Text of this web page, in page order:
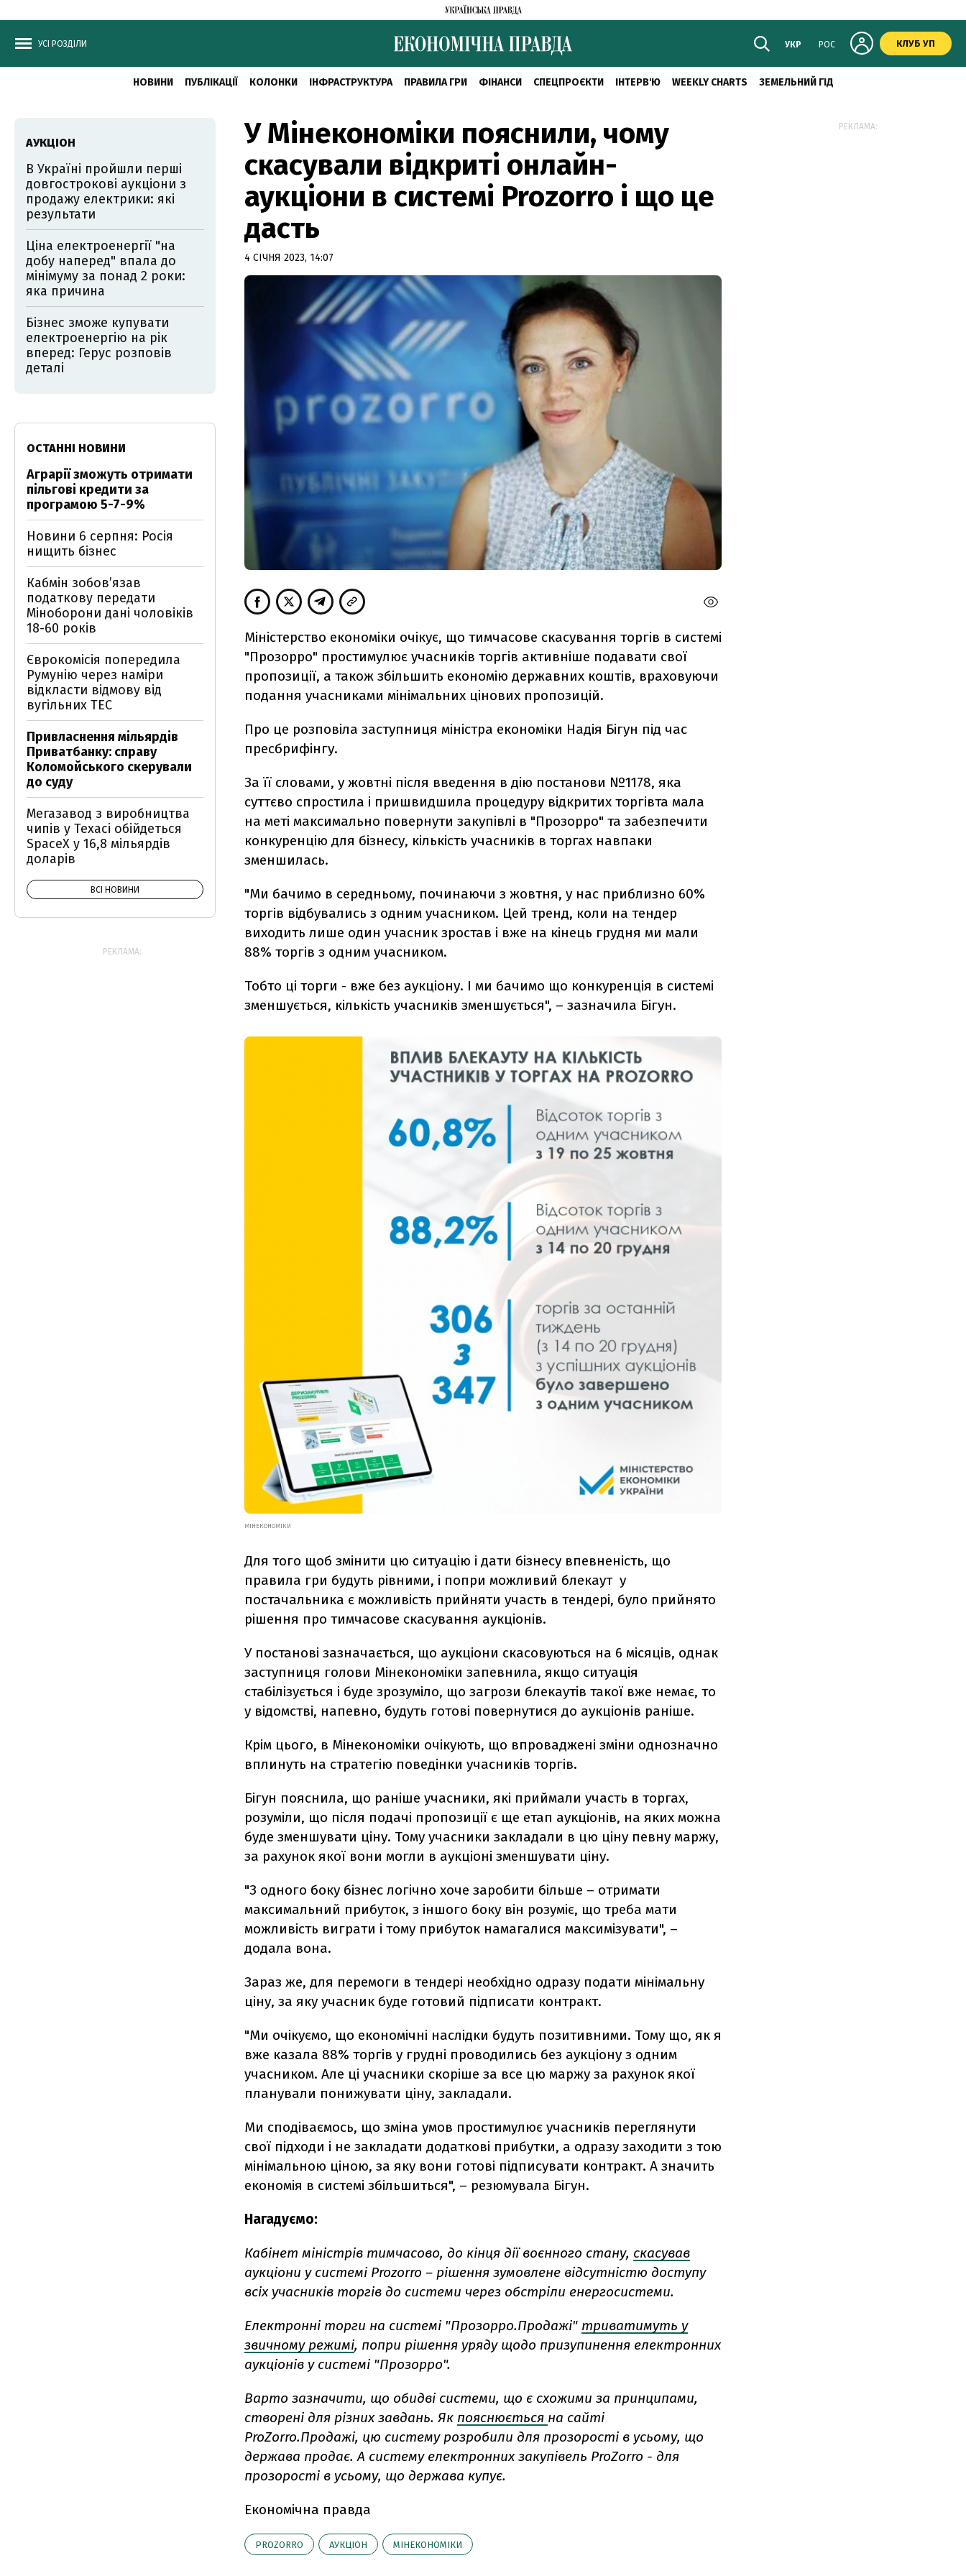
УСІ РОЗДІЛИ УКР РОС КЛУБ УП
НОВИНИ ПУБЛІКАЦІЇ КОЛОНКИ ІНФРАСТРУКТУРА ПРАВИЛА ГРИ ФІНАНСИ СПЕЦПРОЄКТИ ІНТЕРВ'Ю WEEKLY CHARTS ЗЕМЕЛЬНИЙ ГІД
У Мінекономіки пояснили, чому
скасували відкриті онлайн-
аукціони в системі Prozorro і що це
дасть
4 СІЧНЯ 2023, 14:07
Міністерство економіки очікує, що тимчасове скасування торгів в системі
"Прозорро" простимулює учасників торгів активніше подавати свої
пропозиції, а також збільшить економію державних коштів, враховуючи
подання учасниками мінімальних цінових пропозицій.
Про це розповіла заступниця міністра економіки Надія Бігун під час
пресбрифінгу.
За її словами, у жовтні після введення в дію постанови №1178, яка
суттєво спростила і пришвидшила процедуру відкритих торгівта мала
на меті максимально повернути закупівлі в "Прозорро" та забезпечити
конкуренцію для бізнесу, кількість учасників в торгах навпаки
зменшилась.
"Ми бачимо в середньому, починаючи з жовтня, у нас приблизно 60%
торгів відбувались з одним учасником. Цей тренд, коли на тендер
виходить лише один учасник зростав і вже на кінець грудня ми мали
88% торгів з одним учасником.
Тобто ці торги - вже без аукціону. І ми бачимо що конкуренція в системі
зменшується, кількість учасників зменшується", – зазначила Бігун.
МІНЕКОНОМІКИ
Для того щоб змінити цю ситуацію і дати бізнесу впевненість, що
правила гри будуть рівними, і попри можливий блекаут у
постачальника є можливість прийняти участь в тендері, було прийнято
рішення про тимчасове скасування аукціонів.
У постанові зазначається, що аукціони скасовуються на 6 місяців, однак
заступниця голови Мінекономіки запевнила, якщо ситуація
стабілізується і буде зрозуміло, що загрози блекаутів такої вже немає, то
у відомстві, напевно, будуть готові повернутися до аукціонів раніше.
Крім цього, в Мінекономіки очікують, що впроваджені зміни однозначно
вплинуть на стратегію поведінки учасників торгів.
Бігун пояснила, що раніше учасники, які приймали участь в торгах,
розуміли, що після подачі пропозиції є ще етап аукціонів, на яких можна
буде зменшувати ціну. Тому учасники закладали в цю ціну певну маржу,
за рахунок якої вони могли в аукціоні зменшувати ціну.
"З одного боку бізнес логічно хоче заробити більше – отримати
максимальний прибуток, з іншого боку він розуміє, що треба мати
можливість виграти і тому прибуток намагалися максимізувати", –
додала вона.
Зараз же, для перемоги в тендері необхідно одразу подати мінімальну
ціну, за яку учасник буде готовий підписати контракт.
"Ми очікуємо, що економічні наслідки будуть позитивними. Тому що, як я
вже казала 88% торгів у грудні проводились без аукціону з одним
учасником. Але ці учасники скоріше за все цю маржу за рахунок якої
планували понижувати ціну, закладали.
Ми сподіваємось, що зміна умов простимулює учасників переглянути
свої підходи і не закладати додаткові прибутки, а одразу заходити з тою
мінімальною ціною, за яку вони готові підписувати контракт. А значить
економія в системі збільшиться", – резюмувала Бігун.
Нагадуємо:
Кабінет міністрів тимчасово, до кінця дії воєнного стану, скасував
аукціони у системі Prozorro – рішення зумовлене відсутністю доступу
всіх учасників торгів до системи через обстріли енергосистеми.
Електронні торги на системі "Прозорро.Продажі" триватимуть у
звичному режимі, попри рішення уряду щодо призупинення електронних
аукціонів у системі "Прозорро".
Варто зазначити, що обидві системи, що є схожими за принципами,
створені для різних завдань. Як пояснюється на сайті
ProZorro.Продажі, цю систему розробили для прозорості в усьому, що
держава продає. А систему електронних закупівель ProZorro - для
прозорості в усьому, що держава купує.
Економічна правда
PROZORRO АУКЦІОН МІНЕКОНОМІКИ
АУКЦІОН
В Україні пройшли перші
довгострокові аукціони з
продажу електрики: які
результати
Ціна електроенергії "на
добу наперед" впала до
мінімуму за понад 2 роки:
яка причина
Бізнес зможе купувати
електроенергію на рік
вперед: Герус розповів
деталі
ОСТАННІ НОВИНИ
Аграрії зможуть отримати
пільгові кредити за
програмою 5-7-9%
Новини 6 серпня: Росія
нищить бізнес
Кабмін зобовʼязав
податкову передати
Міноборони дані чоловіків
18-60 років
Єврокомісія попередила
Румунію через наміри
відкласти відмову від
вугільних ТЕС
Привласнення мільярдів
Приватбанку: справу
Коломойського скерували
до суду
Мегазавод з виробництва
чипів у Техасі обійдеться
SpaceX у 16,8 мільярдів
доларів
ВСІ НОВИНИ
РЕКЛАМА:
РЕКЛАМА: